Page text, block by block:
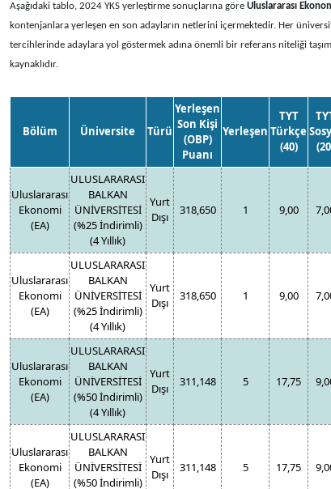
Aşağıdaki tablo, 2024 YKS yerleştirme sonuçlarına göre Uluslararası
kontenjanlara yerleşen en son adayların netlerini içermektedir. Her
tercihlerinde adaylara yol göstermek adına önemli bir referans niteliği
kaynaklıdır.
Bölüm Üniversite Türü
Yerleşen
Son Kişi
(OBP)
Puanı
Yerleşen
TYT
Türkçe
(40)
Uluslararası
Ekonomi
(EA)
ULUSLARARASI
BALKAN
ÜNİVERSİTESİ
(%25 İndirimli)
(4 Yıllık)
Yurt
Dışı
318,650 1 9,00
Uluslararası
Ekonomi
(EA)
ULUSLARARASI
BALKAN
ÜNİVERSİTESİ
(%25 İndirimli)
(4 Yıllık)
Yurt
Dışı
318,650 1 9,00
Uluslararası
Ekonomi
(EA)
ULUSLARARASI
BALKAN
ÜNİVERSİTESİ
(%50 İndirimli)
(4 Yıllık)
Yurt
Dışı
311,148 5 17,75
Uluslararası
Ekonomi
(EA)
ULUSLARARASI
BALKAN
ÜNİVERSİTESİ
(%50 İndirimli)
Yurt
Dışı
311,148 5 17,75